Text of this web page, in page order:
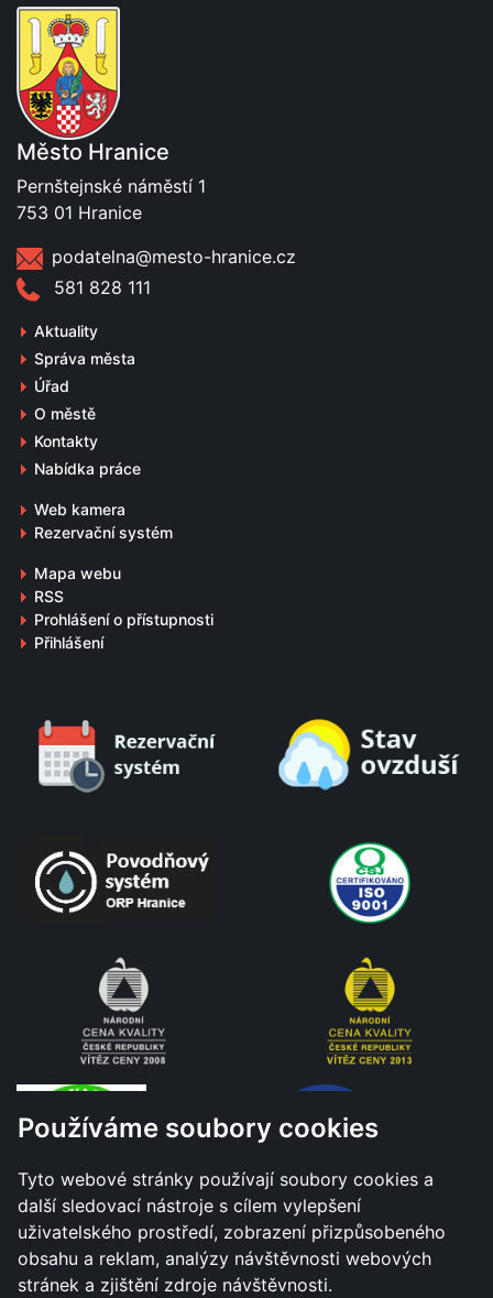
Používáme soubory cookies
Tyto webové stránky používají soubory cookies a
další sledovací nástroje s cílem vylepšení
uživatelského prostředí, zobrazení přizpůsobeného
obsahu a reklam, analýzy návštěvnosti webových
stránek a zjištění zdroje návštěvnosti.
Město Hranice
Pernštejnské náměstí 1
753 01 Hranice
podatelna@mesto-hranice.cz
581 828 111
Aktuality
Správa města
Úřad
O městě
Kontakty
Nabídka práce
Web kamera
Rezervační systém
Mapa webu
RSS
Prohlášení o přístupnosti
Přihlášení